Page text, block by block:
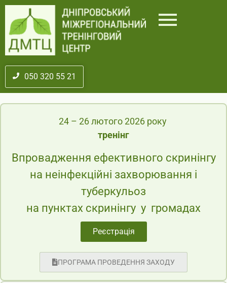
050 320 55 21
24 – 26 лютого 2026 року
тренінг
Впровадження ефективного скринінгу
на неінфекційні захворювання і
туберкульоз
на пунктах скринінгу у громадах
Реєстрація
ПРОГРАМА ПРОВЕДЕННЯ ЗАХОДУ